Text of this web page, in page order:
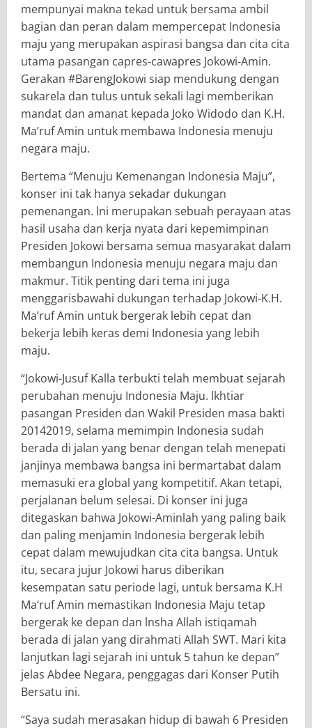
mempunyai makna tekad untuk bersama ambil
bagian dan peran dalam mempercepat Indonesia
maju yang merupakan aspirasi bangsa dan cita cita
utama pasangan capres-cawapres Jokowi-Amin.
Gerakan #BarengJokowi siap mendukung dengan
sukarela dan tulus untuk sekali lagi memberikan
mandat dan amanat kepada Joko Widodo dan K.H.
Ma’ruf Amin untuk membawa Indonesia menuju
negara maju.
Bertema “Menuju Kemenangan Indonesia Maju”,
konser ini tak hanya sekadar dukungan
pemenangan. lni merupakan sebuah perayaan atas
hasil usaha dan kerja nyata dari kepemimpinan
Presiden Jokowi bersama semua masyarakat dalam
membangun Indonesia menuju negara maju dan
makmur. Titik penting dari tema ini juga
menggarisbawahi dukungan terhadap Jokowi-K.H.
Ma’ruf Amin untuk bergerak lebih cepat dan
bekerja lebih keras demi Indonesia yang lebih
maju.
“Jokowi-Jusuf Kalla terbukti telah membuat sejarah
perubahan menuju Indonesia Maju. lkhtiar
pasangan Presiden dan Wakil Presiden masa bakti
20142019, selama memimpin Indonesia sudah
berada di jalan yang benar dengan telah menepati
janjinya membawa bangsa ini bermartabat dalam
memasuki era global yang kompetitif. Akan tetapi,
perjalanan belum selesai. Di konser ini juga
ditegaskan bahwa Jokowi-Aminlah yang paling baik
dan paling menjamin Indonesia bergerak lebih
cepat dalam mewujudkan cita cita bangsa. Untuk
itu, secara jujur Jokowi harus diberikan
kesempatan satu periode lagi, untuk bersama K.H
Ma‘ruf Amin memastikan Indonesia Maju tetap
bergerak ke depan dan lnsha Allah istiqamah
berada di jalan yang dirahmati Allah SWT. Mari kita
lanjutkan lagi sejarah ini untuk 5 tahun ke depan”
jelas Abdee Negara, penggagas dari Konser Putih
Bersatu ini.
“Saya sudah merasakan hidup di bawah 6 Presiden